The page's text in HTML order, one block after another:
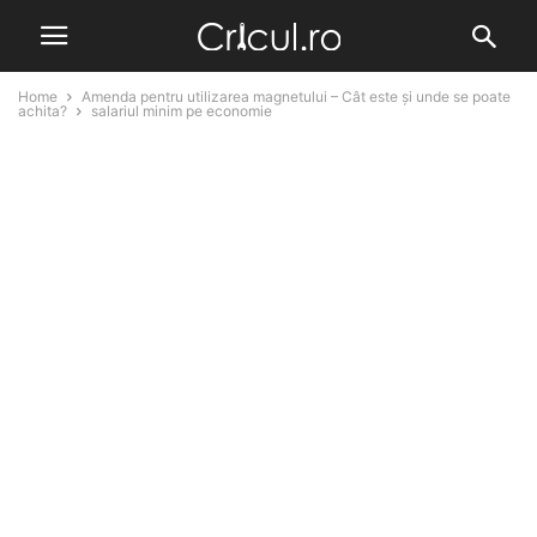
Home
Amenda pentru utilizarea magnetului – Cât este și unde se poate
achita?
salariul minim pe economie